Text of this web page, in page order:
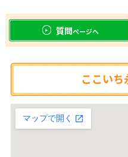
質問ページへ
ここいち